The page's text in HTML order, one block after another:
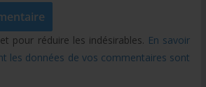
pour réduire les indésirables. En savoir
les données de vos commentaires sont